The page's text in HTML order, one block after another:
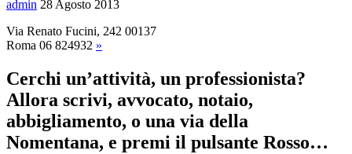
admin 28 Agosto 2013
Via Renato Fucini, 242 00137
Roma‎ 06 824932 »
Cerchi un’attività, un professionista?
Allora scrivi, avvocato, notaio,
abbigliamento, o una via della
Nomentana, e premi il pulsante Rosso…